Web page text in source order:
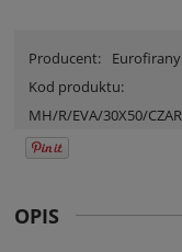
Producent:
Eurofirany
Kod produktu:
MH/R/EVA/30X50/CZAR
OPIS